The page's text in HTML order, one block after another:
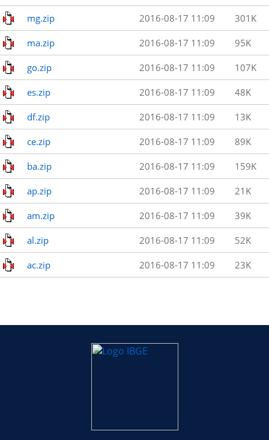
mg.zip 2016-08-17 11:09 301K
ma.zip 2016-08-17 11:09 95K
go.zip 2016-08-17 11:09 107K
es.zip 2016-08-17 11:09 48K
df.zip 2016-08-17 11:09 13K
ce.zip 2016-08-17 11:09 89K
ba.zip 2016-08-17 11:09 159K
ap.zip 2016-08-17 11:09 21K
am.zip 2016-08-17 11:09 39K
al.zip 2016-08-17 11:09 52K
ac.zip 2016-08-17 11:09 23K